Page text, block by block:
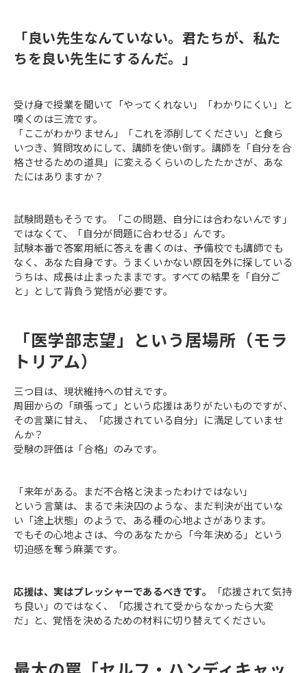
「良い先生なんていない。君たちが、私た
ちを良い先生にするんだ。」
受け身で授業を聞いて「やってくれない」「わかりにくい」と
嘆くのは三流です。
「ここがわかりません」「これを添削してください」と食ら
いつき、質問攻めにして、講師を使い倒す。講師を「自分を合
格させるための道具」に変えるくらいのしたたかさが、あな
たにはありますか？
試験問題もそうです。「この問題、自分には合わないんです」
ではなくて、「自分が問題に合わせる」んです。
試験本番で答案用紙に答えを書くのは、予備校でも講師でも
なく、あなた自身です。うまくいかない原因を外に探している
うちは、成長は止まったままです。すべての結果を「自分ご
と」として背負う覚悟が必要です。
「医学部志望」という居場所（モラ
トリアム）
三つ目は、現状維持への甘えです。
周囲からの「頑張って」という応援はありがたいものですが、
その言葉に甘え、「応援されている自分」に満足していませ
んか？
受験の評価は「合格」のみです。
「来年がある。まだ不合格と決まったわけではない」
という言葉は、まるで未決囚のような、まだ判決が出ていな
い「途上状態」のようで、ある種の心地よさがあります。
でもその心地よさは、今のあなたから「今年決める」という
切迫感を奪う麻薬です。
応援は、実はプレッシャーであるべきです。
「応援されて気持
ち良い」のではなく、「応援されて受からなかったら大変
だ」と、覚悟を決めるための材料に切り替えてください。